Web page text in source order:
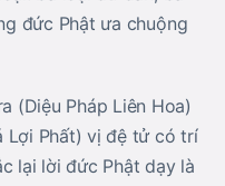
đức Phật ưa chuộng
(Diệu Pháp Liên Hoa)
Lợi Phất) vị đệ tử có trí
lại lời đức Phật dạy là